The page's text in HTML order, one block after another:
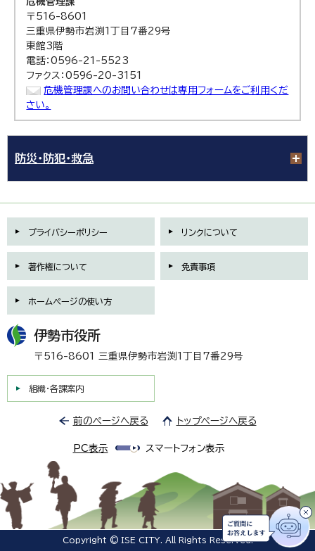
〒516-8601
三重県伊勢市岩渕1丁目7番29号
東館3階
電話：0596-21-5523
ファクス：0596-20-3151
危機管理課へのお問い合わせは専用フォームをご利用くだ
さい。
防災・防犯・救急
プライバシーポリシー リンクについて
著作権について 免責事項
ホームページの使い方
伊勢市役所
〒516-8601 三重県伊勢市岩渕1丁目7番29号
組織・各課案内
前のページへ戻る トップページへ戻る
PC表示 スマートフォン表示
Copyright © ISE CITY. All Rights Reserved.